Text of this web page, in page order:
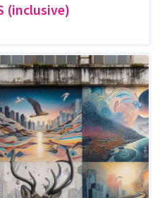
(inclusive)